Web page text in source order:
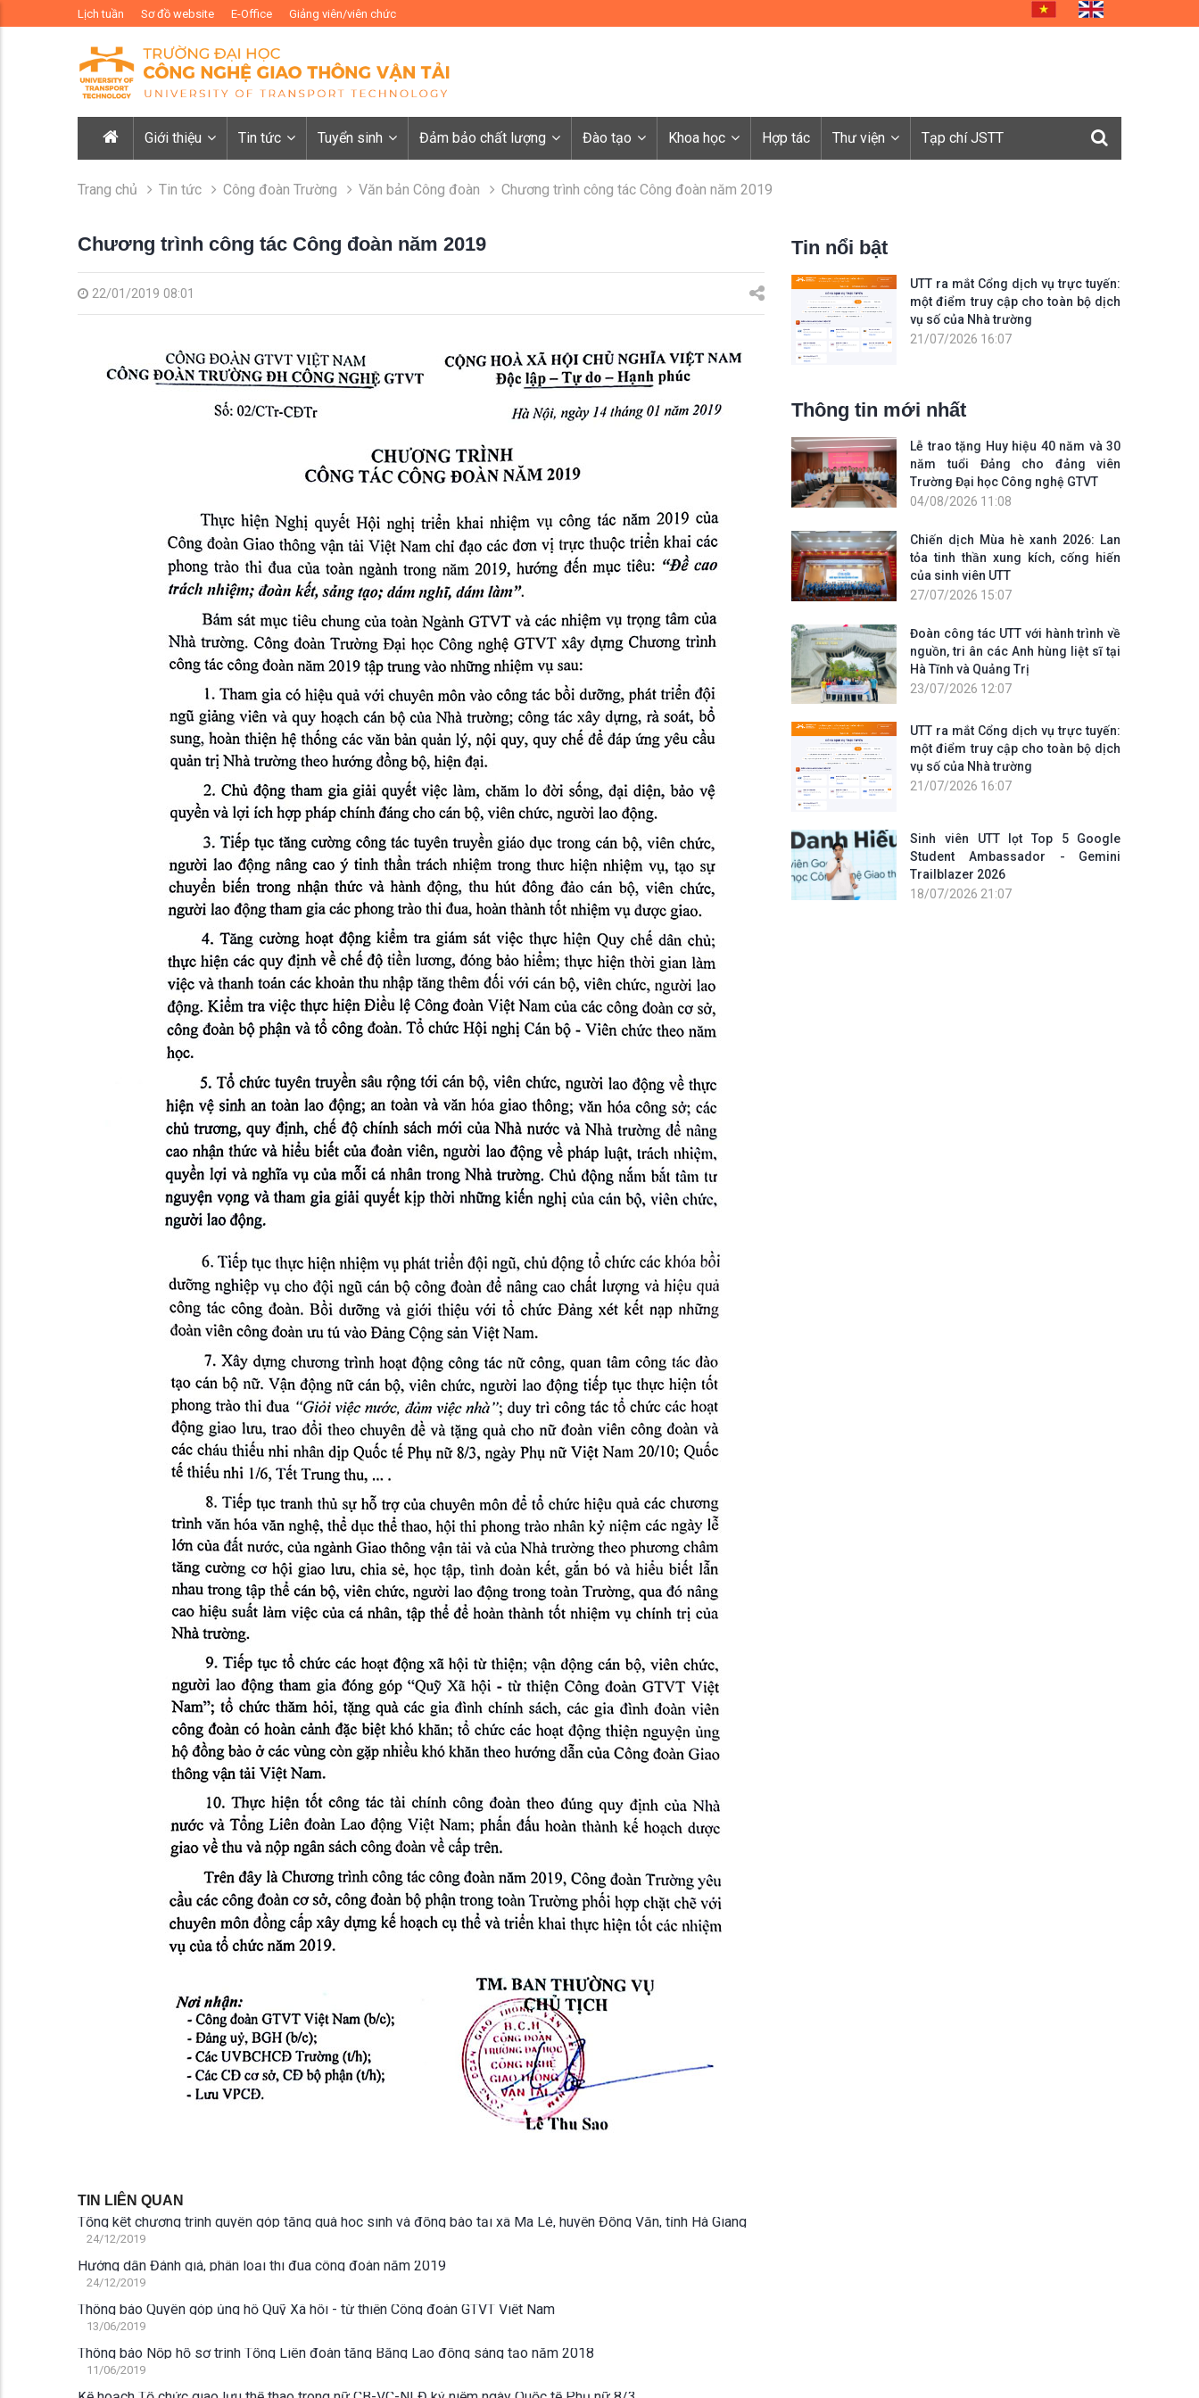
Lịch tuần Sơ đồ website E-Office Giảng viên/viên chức
Giới thiệu Tin tức Tuyển sinh Đảm bảo chất lượng Đào tạo Khoa học Hợp tác Thư viện Tạp chí JSTT
Trang chủ Tin tức Công đoàn Trường Văn bản Công đoàn Chương trình công tác Công đoàn năm 2019
Chương trình công tác Công đoàn năm 2019
22/01/2019 08:01
TIN LIÊN QUAN
Tổng kết chương trình quyên góp tặng quà học sinh và đồng bào tại xã Ma Lé, huyện Đồng Văn, tỉnh Hà Giang
24/12/2019
Hướng dẫn Đánh giá, phân loại thi đua công đoàn năm 2019
24/12/2019
Thông báo Quyên góp ủng hộ Quỹ Xã hội - từ thiện Công đoàn GTVT Việt Nam
13/06/2019
Thông báo Nộp hồ sơ trình Tổng Liên đoàn tặng Bằng Lao động sáng tạo năm 2018
11/06/2019
Tin nổi bật
UTT ra mắt Cổng dịch vụ trực tuyến:
một điểm truy cập cho toàn bộ dịch
vụ số của Nhà trường
21/07/2026 16:07
Thông tin mới nhất
Lễ trao tặng Huy hiệu 40 năm và 30
năm tuổi Đảng cho đảng viên
Trường Đại học Công nghệ GTVT
04/08/2026 11:08
Chiến dịch Mùa hè xanh 2026: Lan
tỏa tinh thần xung kích, cống hiến
của sinh viên UTT
27/07/2026 15:07
Đoàn công tác UTT với hành trình về
nguồn, tri ân các Anh hùng liệt sĩ tại
Hà Tĩnh và Quảng Trị
23/07/2026 12:07
UTT ra mắt Cổng dịch vụ trực tuyến:
một điểm truy cập cho toàn bộ dịch
vụ số của Nhà trường
21/07/2026 16:07
Sinh viên UTT lọt Top 5 Google
Student Ambassador - Gemini
Trailblazer 2026
18/07/2026 21:07